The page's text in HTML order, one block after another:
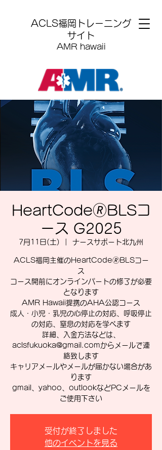
​ACLS福岡トレーニング
サイト
AMR hawaii
HeartCode🄬BLSコ
ース G2025
7月11日(土) ナースサポート北九州
ACLS福岡主催のHeartCode🄬BLSコー
ス
コース開前にオンラインパートの修了が必要
となります
AMR Hawaii提携のAHA公認コース
成人・小児・乳児の心停止の対応、呼吸停止
の対応、窒息の対応を学べます
詳細、入金方法などは、
aclsfukuoka@gmail.comからメールで連
絡致します
キャリアメールやメールが届かない場合があ
ります
gmail、yahoo、outlookなどPCメールを
ご使用下さい
受付が終了しました
他のイベントを見る